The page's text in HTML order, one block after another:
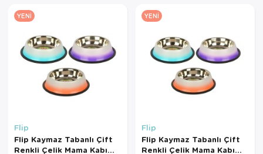
YENI
Flip
Flip Kaymaz Tabanlı Çift
Renkli Çelik Mama Kabı
YENI
Flip
Flip Kaymaz Tabanlı Çift
Renkli Çelik Mama Kabı